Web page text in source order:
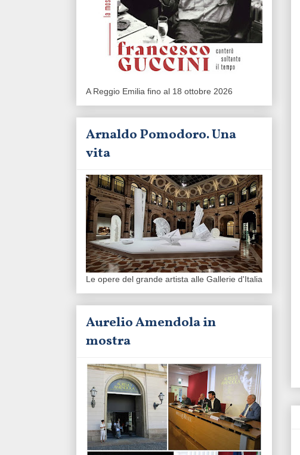
A Reggio Emilia fino al 18 ottobre 2026
Arnaldo Pomodoro. Una
vita
Le opere del grande artista alle Gallerie d'Italia
Aurelio Amendola in
mostra